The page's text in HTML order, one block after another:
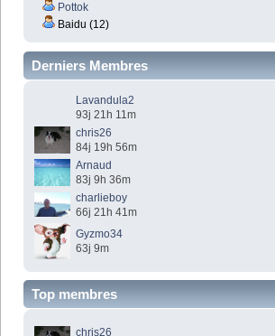
Pottok
Baidu (12)
Derniers Membres
Lavandula2
93j 21h 11m
chris26
84j 19h 56m
Arnaud
83j 9h 36m
charlieboy
66j 21h 41m
Gyzmo34
63j 9m
Top membres
chris26